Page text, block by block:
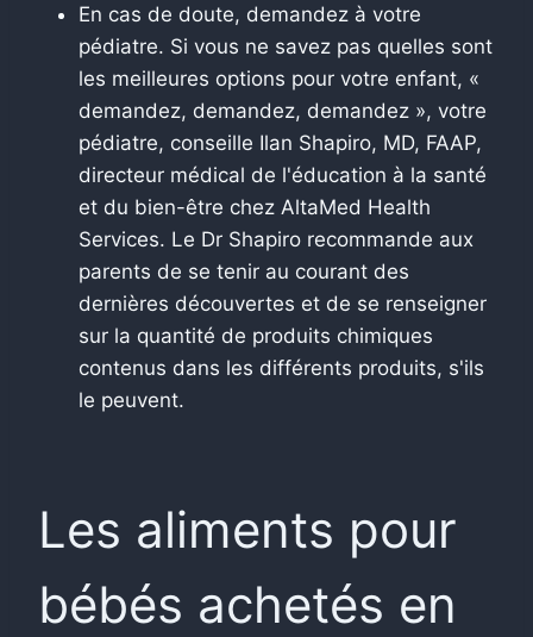
En cas de doute, demandez à votre
pédiatre. Si vous ne savez pas quelles sont
les meilleures options pour votre enfant, «
demandez, demandez, demandez », votre
pédiatre, conseille Ilan Shapiro, MD, FAAP,
directeur médical de l'éducation à la santé
et du bien-être chez AltaMed Health
Services. Le Dr Shapiro recommande aux
parents de se tenir au courant des
dernières découvertes et de se renseigner
sur la quantité de produits chimiques
contenus dans les différents produits, s'ils
le peuvent.
Les aliments pour
bébés achetés en